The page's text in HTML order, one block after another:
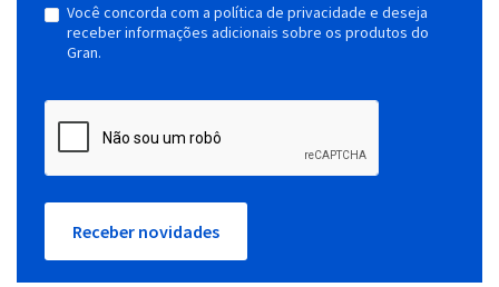
Você concorda com a política de privacidade e deseja
receber informações adicionais sobre os produtos do
Gran.
Receber novidades